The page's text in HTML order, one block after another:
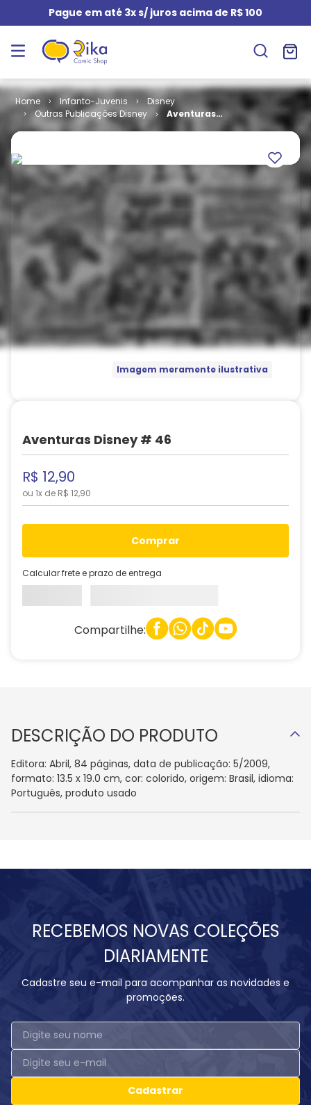
Pague em até 3x s/ juros acima de R$ 100
Infanto-Juvenis
Disney
Outras Publicações Disney
Aventuras
Imagem meramente ilustrativa
Aventuras Disney # 46
R$ 12,90
ou 1x de R$ 12,90
comprar
Calcular frete e prazo de entrega
Compartilhe:
DESCRIÇÃO DO PRODUTO
Editora: Abril, 84 páginas, data de publicação: 5/2009,
formato: 13.5 x 19.0 cm, cor: colorido, origem: Brasil, idioma:
Português, produto usado
RECEBEMOS NOVAS COLEÇÕES
DIARIAMENTE
Cadastre seu e-mail para acompanhar as novidades e
promoções.
Cadastrar